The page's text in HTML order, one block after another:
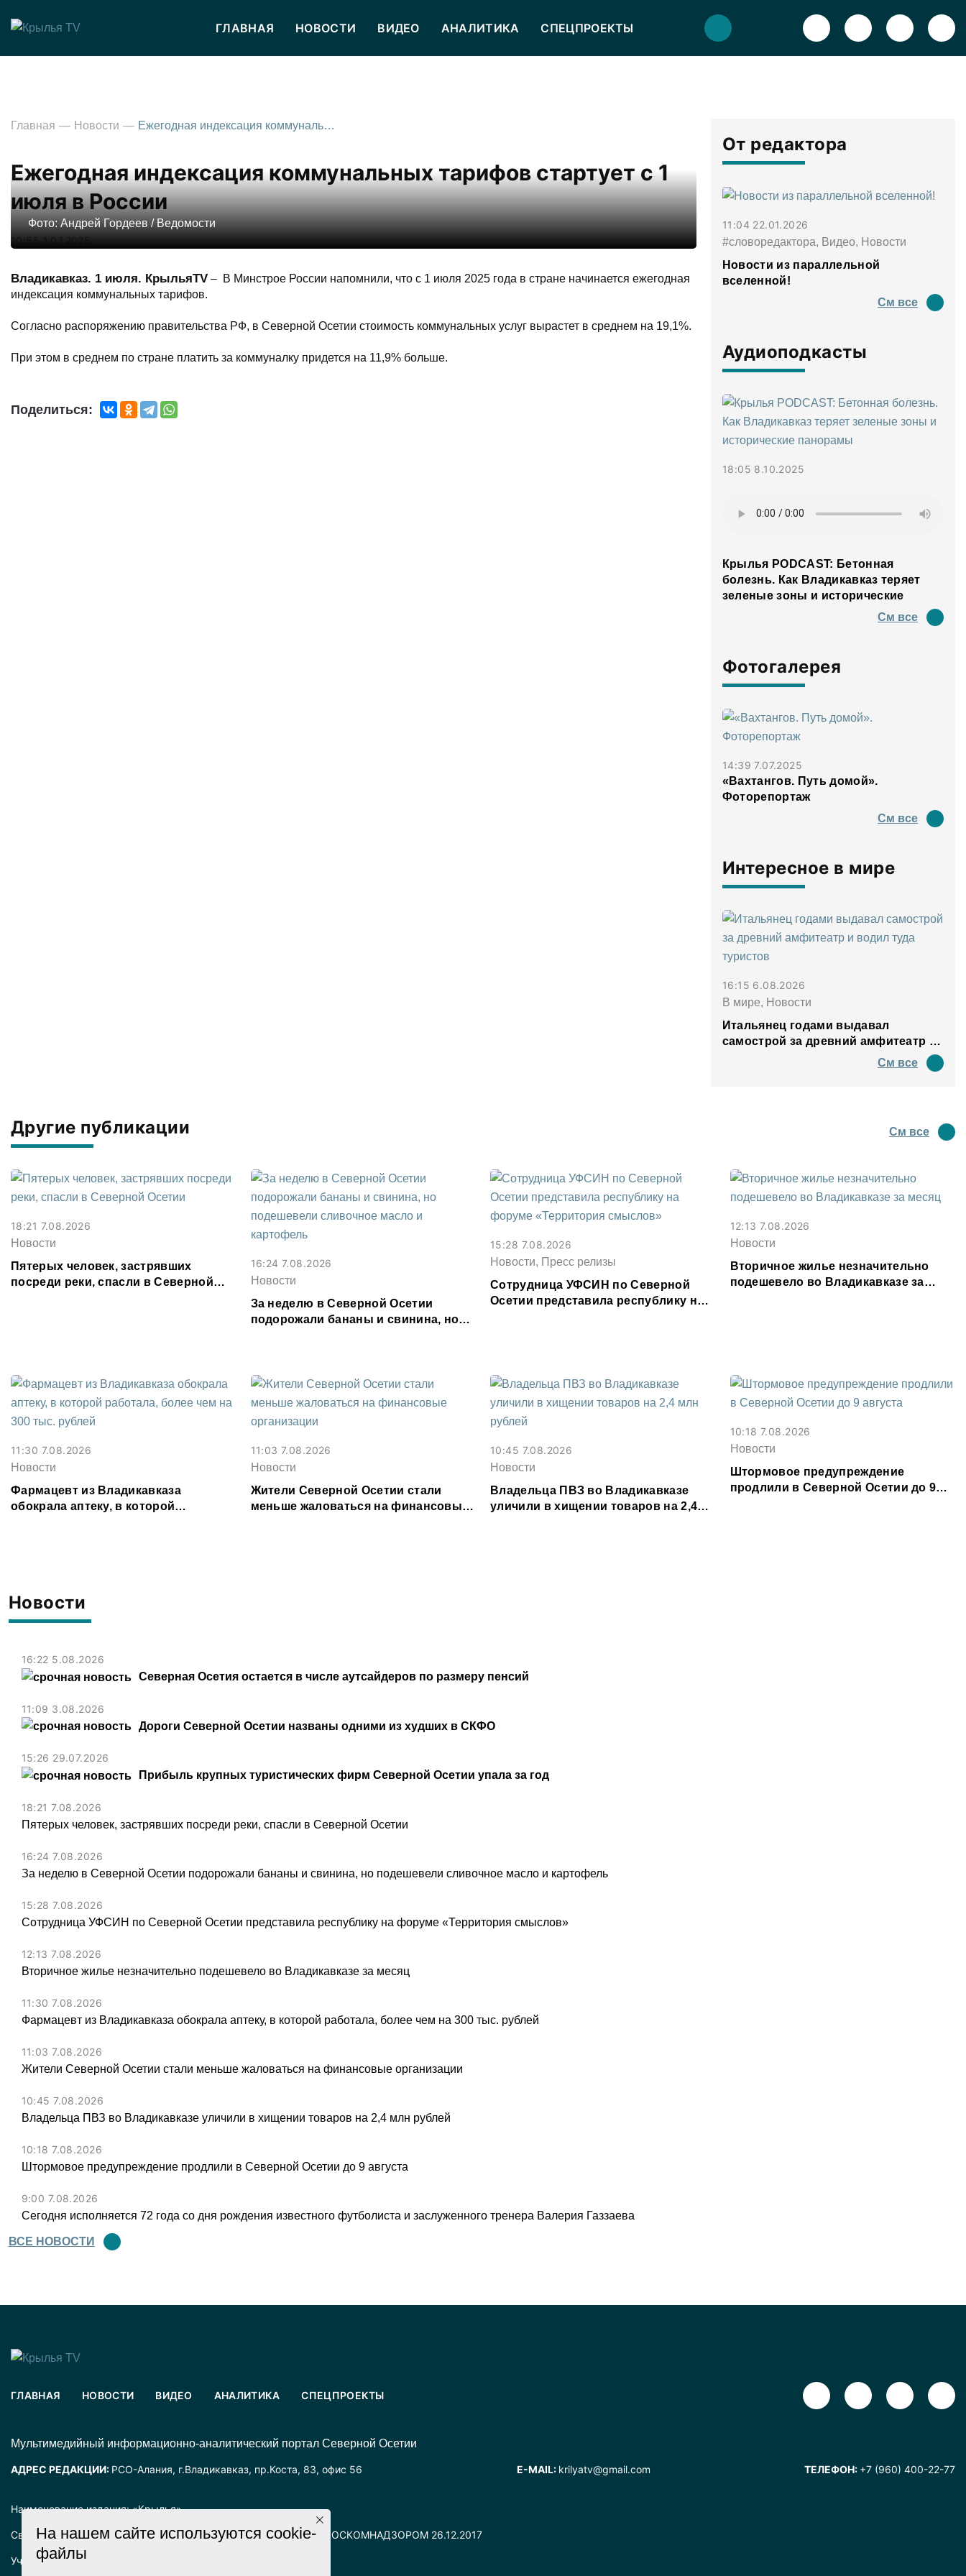
ГЛАВНАЯ НОВОСТИ ВИДЕО АНАЛИТИКА СПЕЦПРОЕКТЫ
Новости
16:22 5.08.2026
Северная Осетия остается в числе аутсайдеров по размеру пенсий
11:09 3.08.2026
Дороги Северной Осетии названы одними из худших в СКФО
15:26 29.07.2026
Прибыль крупных туристических фирм Северной Осетии упала за год
18:21 7.08.2026
Пятерых человек, застрявших посреди реки, спасли в Северной Осетии
16:24 7.08.2026
За неделю в Северной Осетии подорожали бананы и свинина, но подешевели сливочное масло и картофель
15:28 7.08.2026
Сотрудница УФСИН по Северной Осетии представила республику на форуме «Территория смыслов»
12:13 7.08.2026
Вторичное жилье незначительно подешевело во Владикавказе за месяц
11:30 7.08.2026
Фармацевт из Владикавказа обокрала аптеку, в которой работала, более чем на 300 тыс. рублей
11:03 7.08.2026
Жители Северной Осетии стали меньше жаловаться на финансовые организации
10:45 7.08.2026
Владельца ПВЗ во Владикавказе уличили в хищении товаров на 2,4 млн рублей
10:18 7.08.2026
Штормовое предупреждение продлили в Северной Осетии до 9 августа
9:00 7.08.2026
Сегодня исполняется 72 года со дня рождения известного футболиста и заслуженного тренера Валерия Газзаева
ВСЕ НОВОСТИ
Главная Новости Ежегодная индексация коммунальных тарифов стартует с 1 июля в России
Ежегодная индексация коммунальных тарифов стартует с 1
июля в России
10:55 1.07.2025
Фото: Андрей Гордеев / Ведомости
Владикавказ. 1 июля. КрыльяTV – В Минстрое России напомнили, что с 1 июля 2025 года в стране начинается ежегодная
индексация коммунальных тарифов.
Согласно распоряжению правительства РФ, в Северной Осетии стоимость коммунальных услуг вырастет в среднем на 19,1%.
При этом в среднем по стране платить за коммуналку придется на 11,9% больше.
Поделиться:
От редактора
11:04 22.01.2026
#словоредактора, Видео, Новости
Новости из параллельной
вселенной!
См все
Аудиоподкасты
18:05 8.10.2025
Крылья PODCAST: Бетонная
болезнь. Как Владикавказ теряет
зеленые зоны и исторические
См все
Фотогалерея
14:39 7.07.2025
«Вахтангов. Путь домой».
Фоторепортаж
См все
Интересное в мире
16:15 6.08.2026
В мире, Новости
Итальянец годами выдавал
самострой за древний амфитеатр и
См все
Другие публикации См все
18:21 7.08.2026
Новости
Пятерых человек, застрявших
посреди реки, спасли в Северной
16:24 7.08.2026
Новости
За неделю в Северной Осетии
подорожали бананы и свинина, но
15:28 7.08.2026
Новости, Пресс релизы
Сотрудница УФСИН по Северной
Осетии представила республику на
12:13 7.08.2026
Новости
Вторичное жилье незначительно
подешевело во Владикавказе за
11:30 7.08.2026
Новости
Фармацевт из Владикавказа
обокрала аптеку, в которой
11:03 7.08.2026
Новости
Жители Северной Осетии стали
меньше жаловаться на финансовые
10:45 7.08.2026
Новости
Владельца ПВЗ во Владикавказе
уличили в хищении товаров на 2,4
10:18 7.08.2026
Новости
Штормовое предупреждение
продлили в Северной Осетии до 9
Наименование издания: «Крылья».
Свидетельство о регистрации СМИ ЭЛ № ФС77-72025 выдано РОСКОМНАДЗОРОМ 26.12.2017
Учредитель: ООО «Крылья».
ГЛАВНАЯ НОВОСТИ ВИДЕО АНАЛИТИКА СПЕЦПРОЕКТЫ
Mультимедийный информационно-аналитический портал Северной Осетии
АДРЕС РЕДАКЦИИ: РСО-Алания, г.Владикавказ, пр.Коста, 83, офис 56 E-MAIL: krilyatv@gmail.com ТЕЛЕФОН: +7 (960) 400-22-77
На нашем сайте используются cookie-
файлы